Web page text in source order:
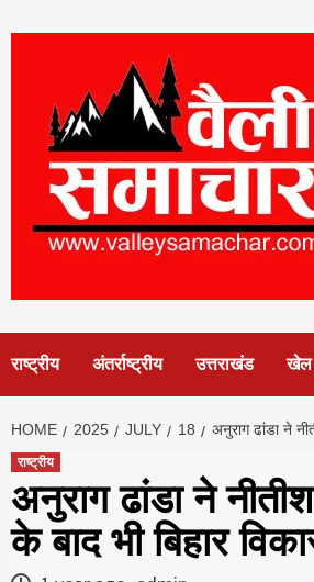
to
राष्ट्रीय अंतर्राष्ट्रीय उत्तराखंड खेल
HOME 2025 JULY 18 अनुराग ढांडा ने
राष्ट्रीय
अनुराग ढांडा ने
के बाद भी बिहार